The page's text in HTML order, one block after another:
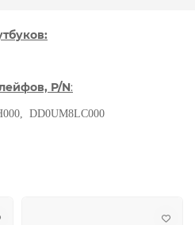
P/N:
DD0UM8LC000